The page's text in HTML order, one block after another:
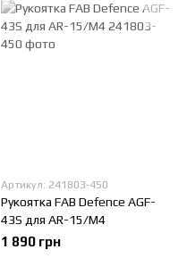
Артикул: 241803-450
Рукоятка FAB Defence AGF-
43S для AR-15/M4
1 890 грн